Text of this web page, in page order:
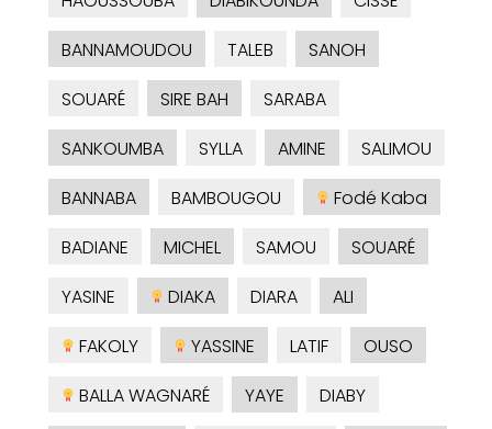
BANNAMOUDOU
TALEB
SANOH
SOUARÉ
SIRE BAH
SARABA
SANKOUMBA
SYLLA AMINE
SALIMOU
BANNABA
BAMBOUGOU
Fodé Kaba
BADIANE
MICHEL SAMOU
SOUARÉ
YASINE
DIAKA DIARA
ALI
FAKOLY
YASSINE LATIF
OUSO
BALLA WAGNARÉ
YAYE
DIABY